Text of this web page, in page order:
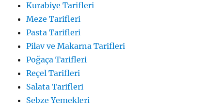
Kurabiye Tarifleri
Meze Tarifleri
Pasta Tarifleri
Pilav ve Makarna Tarifleri
Poğaça Tarifleri
Reçel Tarifleri
Salata Tarifleri
Sebze Yemekleri